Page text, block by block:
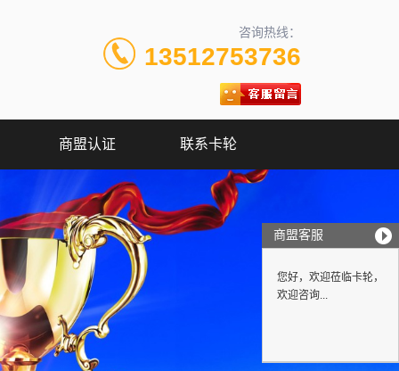
咨询热线：
13512753736
商盟认证 联系卡轮
商盟客服
您好，欢迎莅临卡轮，
欢迎咨询...